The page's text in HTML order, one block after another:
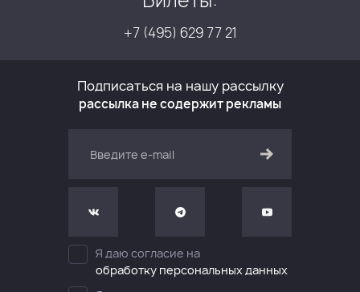
+7 (495) 629 77 21
Подписаться на нашу рассылку
рассылка не содержит рекламы
Я даю согласие на
обработку персональных данных